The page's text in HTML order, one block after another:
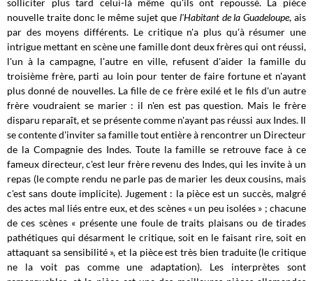
solliciter plus tard celui-là même qu'ils ont repoussé. La pièce
nouvelle traite donc le même sujet que l'Habitant de la Guadeloupe, ais
par des moyens différents. Le critique n'a plus qu'à résumer une
intrigue mettant en scène une famille dont deux frères qui ont réussi,
l'un à la campagne, l'autre en ville, refusent d'aider la famille du
troisième frère, parti au loin pour tenter de faire fortune et n'ayant
plus donné de nouvelles. La fille de ce frère exilé et le fils d'un autre
frère voudraient se marier : il n'en est pas question. Mais le frère
disparu reparaît, et se présente comme n'ayant pas réussi aux Indes. Il
se contente d'inviter sa famille tout entière à rencontrer un Directeur
de la Compagnie des Indes. Toute la famille se retrouve face à ce
fameux directeur, c'est leur frère revenu des Indes, qui les invite à un
repas (le compte rendu ne parle pas de marier les deux cousins, mais
c'est sans doute implicite). Jugement : la pièce est un succès, malgré
des actes mal liés entre eux, et des scènes « un peu isolées » ; chacune
de ces scènes « présente une foule de traits plaisans ou de tirades
pathétiques qui désarment le critique, soit en le faisant rire, soit en
attaquant sa sensibilité », et la pièce est très bien traduite (le critique
ne la voit pas comme une adaptation). Les interprètes sont